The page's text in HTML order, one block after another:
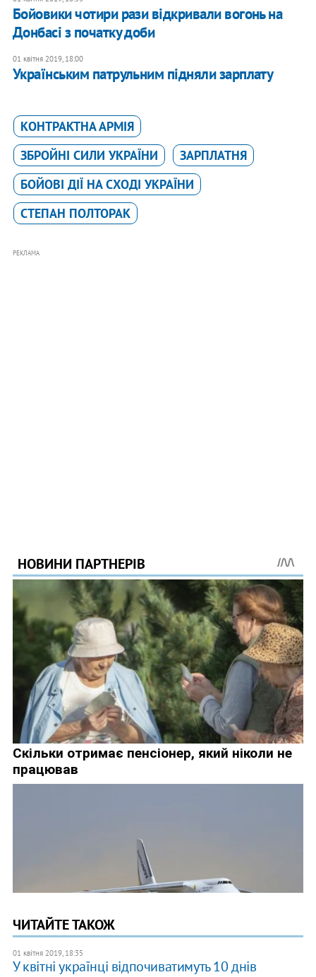
Бойовики чотири рази відкривали вогонь на
Донбасі з початку доби
01 квітня 2019, 18:00
Українським патрульним підняли зарплату
КОНТРАКТНА АРМІЯ
ЗБРОЙНІ СИЛИ УКРАЇНИ
ЗАРПЛАТНЯ
БОЙОВІ ДІЇ НА СХОДІ УКРАЇНИ
СТЕПАН ПОЛТОРАК
РЕКЛАМА
ЧИТАЙТЕ ТАКОЖ
01 квітня 2019, 18:35
У квітні українці відпочиватимуть 10 днів